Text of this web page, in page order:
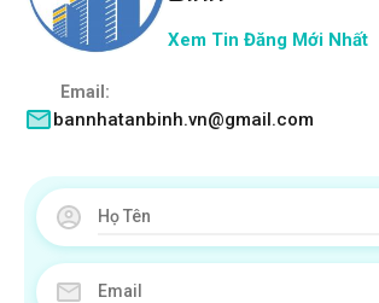
Xem Tin Đăng Mới Nhất
Email:
bannhatanbinh.vn@gmail.com